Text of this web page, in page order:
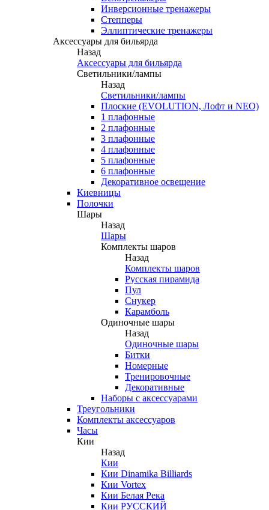
Инверсионные тренажеры
Степперы
Эллиптические тренажеры
Аксессуары для бильярда
Назад
Аксессуары для бильярда
Светильники/лампы
Назад
Светильники/лампы
Плоские (EVOLUTION, Лофт и NEO)
1 плафонные
2 плафонные
3 плафонные
4 плафонные
5 плафонные
6 плафонные
Декоративное освещение
Киевницы
Полочки
Шары
Назад
Шары
Комплекты шаров
Назад
Комплекты шаров
Русская пирамида
Пул
Снукер
Карамболь
Одиночные шары
Назад
Одиночные шары
Битки
Номерные
Тренировочные
Декоративные
Наборы с аксессуарами
Треугольники
Комплекты аксессуаров
Часы
Кии
Назад
Кии
Кии Dinamika Billiards
Кии Vortex
Кии Белая Река
Кии РУССКИЙ